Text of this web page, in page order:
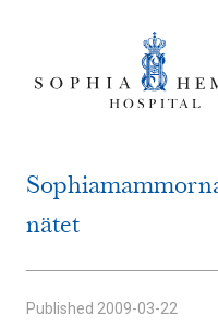
nätet
Published 2009-03-22